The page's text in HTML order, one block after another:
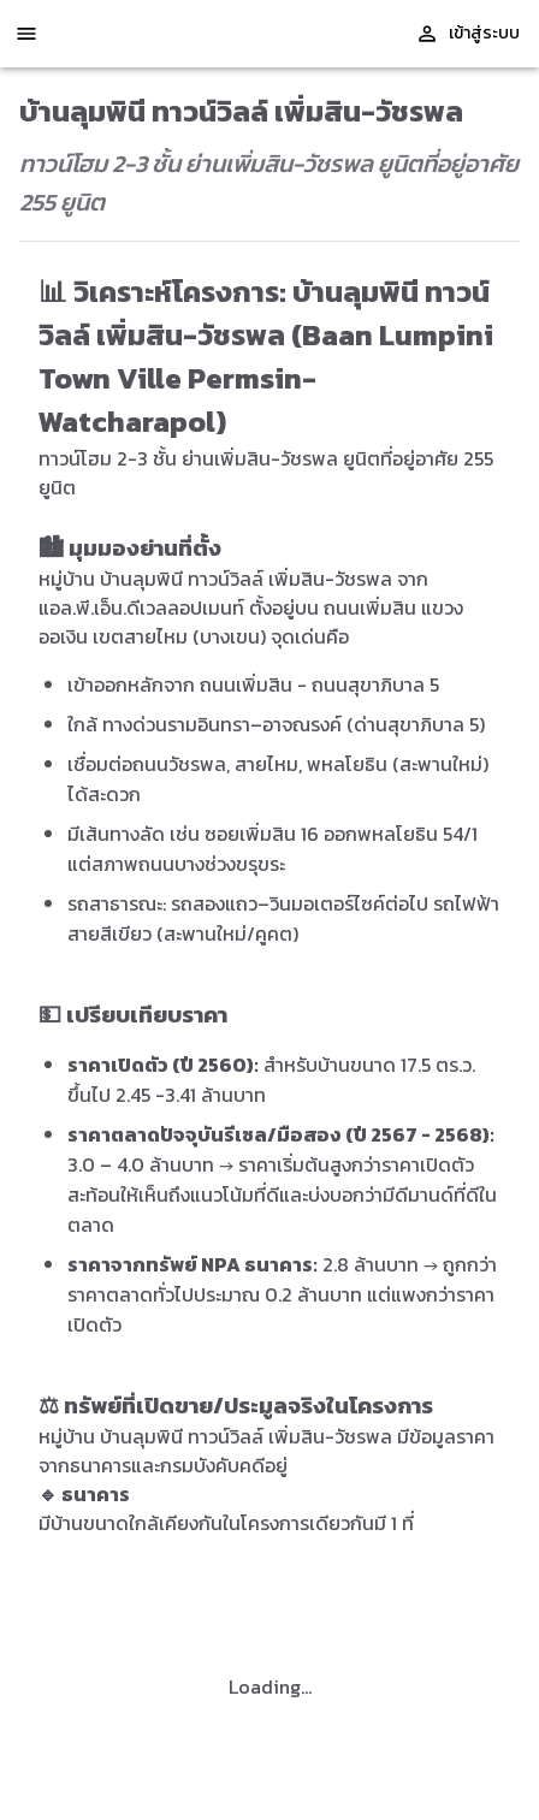
เข้าสู่ระบบ
บ้านลุมพินี ทาวน์วิลล์ เพิ่มสิน-วัชรพล
ทาวน์โฮม 2-3 ชั้น ย่านเพิ่มสิน-วัชรพล ยูนิตที่อยู่อาศัย
255 ยูนิต
📊 วิเคราะห์โครงการ: บ้านลุมพินี ทาวน์
วิลล์ เพิ่มสิน-วัชรพล (Baan Lumpini
Town Ville Permsin-
Watcharapol)
ทาวน์โฮม 2-3 ชั้น ย่านเพิ่มสิน-วัชรพล ยูนิตที่อยู่อาศัย 255
ยูนิต
🏙️ มุมมองย่านที่ตั้ง
หมู่บ้าน บ้านลุมพินี ทาวน์วิลล์ เพิ่มสิน-วัชรพล จาก
แอล.พี.เอ็น.ดีเวลลอปเมนท์ ตั้งอยู่บน ถนนเพิ่มสิน แขวง
ออเงิน เขตสายไหม (บางเขน) จุดเด่นคือ
เข้าออกหลักจาก ถนนเพิ่มสิน - ถนนสุขาภิบาล 5
ใกล้ ทางด่วนรามอินทรา–อาจณรงค์ (ด่านสุขาภิบาล 5)
เชื่อมต่อถนนวัชรพล, สายไหม, พหลโยธิน (สะพานใหม่)
ได้สะดวก
มีเส้นทางลัด เช่น ซอยเพิ่มสิน 16 ออกพหลโยธิน 54/1
แต่สภาพถนนบางช่วงขรุขระ
รถสาธารณะ: รถสองแถว–วินมอเตอร์ไซค์ต่อไป รถไฟฟ้า
สายสีเขียว (สะพานใหม่/คูคต)
💵 เปรียบเทียบราคา
ราคาเปิดตัว (ปี 2560): สำหรับบ้านขนาด 17.5 ตร.ว.
ขึ้นไป 2.45 -3.41 ล้านบาท
ราคาตลาดปัจจุบันรีเซล/มือสอง (ปี 2567 - 2568):
3.0 – 4.0 ล้านบาท → ราคาเริ่มต้นสูงกว่าราคาเปิดตัว
สะท้อนให้เห็นถึงแนวโน้มที่ดีและบ่งบอกว่ามีดีมานด์ที่ดีใน
ตลาด
ราคาจากทรัพย์ NPA ธนาคาร: 2.8 ล้านบาท → ถูกกว่า
ราคาตลาดทั่วไปประมาณ 0.2 ล้านบาท แต่แพงกว่าราคา
เปิดตัว
⚖️ ทรัพย์ที่เปิดขาย/ประมูลจริงในโครงการ
หมู่บ้าน บ้านลุมพินี ทาวน์วิลล์ เพิ่มสิน-วัชรพล มีข้อมูลราคา
จากธนาคารและกรมบังคับคดีอยู่
🔹 ธนาคาร
มีบ้านขนาดใกล้เคียงกันในโครงการเดียวกันมี 1 ที่
Loading...